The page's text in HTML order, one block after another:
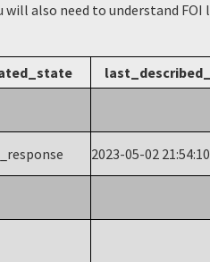
also need to understand FOI
2023-05-02